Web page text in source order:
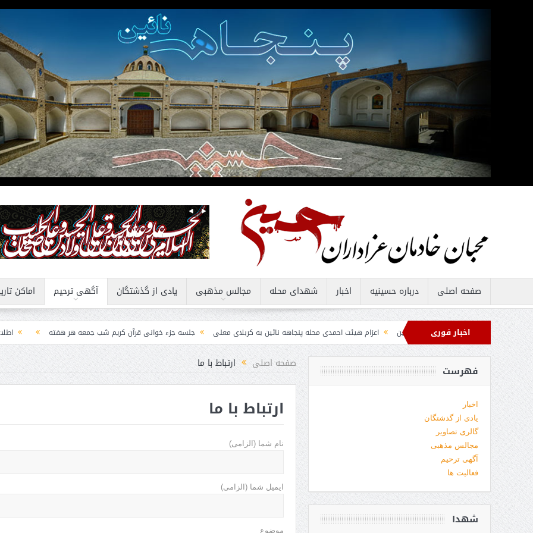
صفحه اصلی درباره حسینیه اخبار شهدای محله مجالس مذهبی یادی از گذشتگان آگهی ترحیم اماکن
اخبار فوری
احمدی محله پنجاهه نائین اعزام هیئت احمدی محله پنجاهه نائین به کربلای معلی جلسه جزء خوانی قرآن کریم شب جمعه هر هفته اطلاعیه
نائین در دفتر آستان مقدس علی ابن موسی الرضا علیه السلام
صفحه اصلی ارتباط با ما
ارتباط با ما
نام شما (الزامی)
ایمیل شما (الزامی)
موضوع
فهرست
اخبار
یادی از گذشتگان
گالری تصاویر
مجالس مذهبی
آگهی ترحیم
فعالیت ها
شهدا